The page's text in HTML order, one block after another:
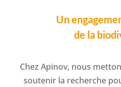
Un
de la
Chez Apinov, nous
soutenir la recherche